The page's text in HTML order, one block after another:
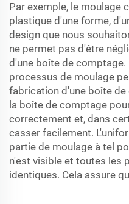
Par exemple, le moulage
plastique d'une forme,
design que nous
ne permet pas d'être
d'une boîte de
processus de moulage
fabrication d'une boîte
la boîte de comptage
correctement et, dans
casser facilement.
partie de moulage à tel
n'est visible et toutes les
identiques. Cela assure